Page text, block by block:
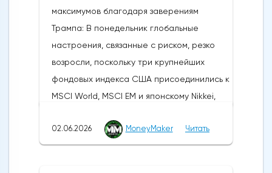
максимумов благодаря заверениям
Трампа: В понедельник глобальные
настроения, связанные с риском, резко
возросли, поскольку три крупнейших
фондовых индекса США присоединились к
MSCI World, MSCI EM и японскому Nikkei,
Широкое продвижение вперед
последовало за заявлениями президента
02.06.2026 MoneyMaker Читать